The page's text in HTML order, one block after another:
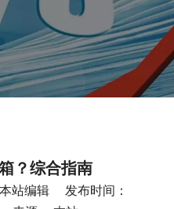
？综合指南
站编辑 发布时间：